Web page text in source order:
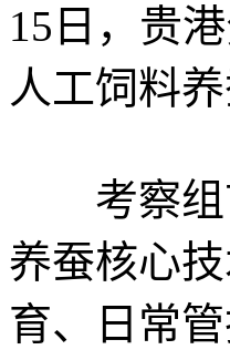
15日，贵
人工饲料
考察组首
养蚕核心
育、日常